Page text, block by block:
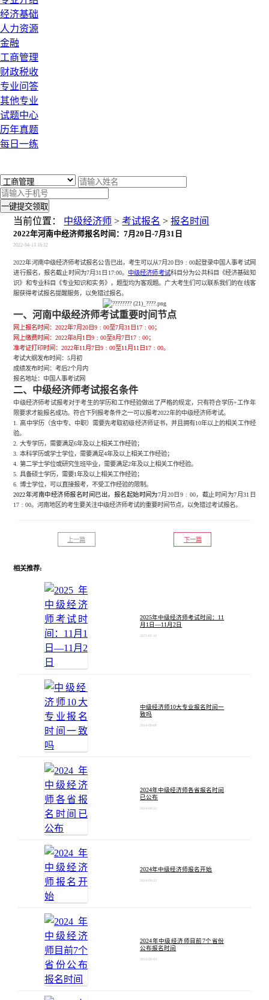
经济基础
人力资源
金融
工商管理
财政税收
专业问答
其他专业
试题中心
历年真题
每日一练
一键提交领取
当前位置： 中级经济师 >考试报名 >报名时间
2022年河南中经济师报名时间：7月20日-7月31日
2022-04-13 16:32
2022年河南中级经济师考试报名公告已出，考生可以从7月20日9﹕00起登录中国人事考试网
进行报名，报名截止时间为7月31日17:00。 中级经济师考试科目分为公共科目《经济基础知
识》和专业科目《专业知识和实务》，题型均为客观题。广大考生们可以联系我们的在线客
服获得考试报名提醒服务，以免错过报名。
一、河南中级经济师考试重要时间节点
网上报名时间：2022年7月20日9﹕00至7月31日17﹕00；
网上缴费时间：2022年8月1日9﹕00至8月7日17﹕00；
准考证打印时间：2022年11月7日9﹕00至11月11日17﹕00。
考试大纲发布时间：5月初
成绩发布时间：考后2个月内
报名地址：中国人事考试网
二、中级经济师考试报名条件
中级经济师考试报考对于考生的学历和工作经验做出了严格的规定，只有符合学历+工作年
限要求才能报名成功。符合下列报考条件之一可以报考2022年的中级经济师考试。
1.高中学历（含中专、中职）需要先考取初级经济师证书，并且拥有10年以上的相关工作经
验。
2.大专学历，需要满足6年及以上相关工作经验；
3.本科学历或学士学位，需要满足4年及以上相关工作经验；
4.第二学士学位或研究生班毕业，需要满足2年及以上相关工作经验。
5.具备硕士学历，需要1年及以上相关工作经验；
6. 博士学位，可以直接报考，不受工作经验的限制。
2022年河南中经济师报名时间已出，报名起始时间为7月20日9﹕00，截止时间为7月31日
17﹕00。河南地区的考生要关注中级经济师考试的重要时间节点，以免错过考试报名。
上一篇 下一篇
相关推荐:
2025年中级经济师考试时间：11
月1日—11月2日
2025-01-10
中级经济师10大专业报名时间一
致吗
2024-08-08
2024年中级经济师各省报名时间
已公布
2024-08-22
2024年中级经济师报名开始
2024-08-12
2024年中级经济师目前7个省份
公布报名时间
2024-08-05